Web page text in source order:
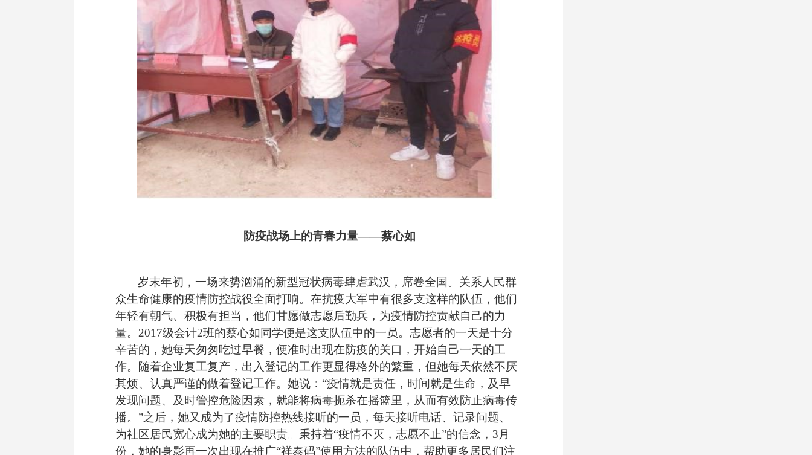
防疫战场上的青春力量――蔡心如
岁末年初，一场来势汹涌的新型冠状病毒肆虐武汉，席卷全国。关系人民群
众生命健康的疫情防控战役全面打响。在抗疫大军中有很多支这样的队伍，他们
年轻有朝气、积极有担当，他们甘愿做志愿后勤兵，为疫情防控贡献自己的力
量。 2017级会计2班的蔡心如同学便是这支队伍中的一员。志愿者的一天是十分
辛苦的，她每天匆匆吃过早餐，便准时出现在防疫的关口，开始自己一天的工
作。随着企业复工复产，出入登记的工作更显得格外的繁重，但她每天依然不厌
其烦、认真严谨的做着登记工作。她说： “疫情就是责任，时间就是生命，及早
发现问题、及时管控危险因素，就能将病毒扼杀在摇篮里，从而有效防止病毒传
播。”之后 ，她又成为了疫情防控热线接听的一员，每天接听电话、记录问题、
为社区居民宽心成为她的主要职责。秉持着“疫情不灭，志愿不止”的信念，3 月
份，她的身影再一次出现在推广“祥泰码”使用方法的队伍中，帮助更多居民们注